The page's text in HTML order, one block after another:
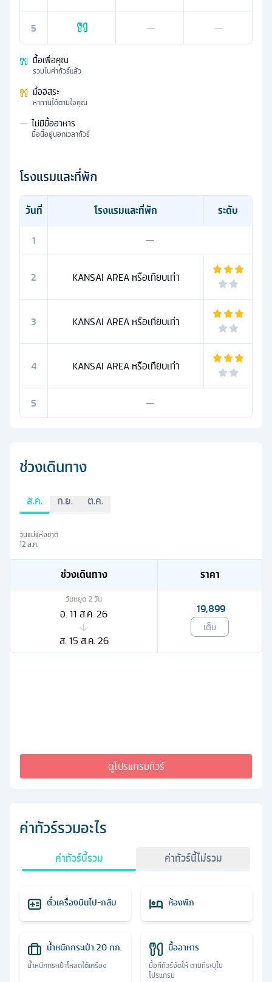
5 — —
มื้อเพื่อคุณ
รวมในค่าทัวร์แล้ว
มื้ออิสระ
หาทานได้ตามใจคุณ
— ไม่มีมื้ออาหาร
มื้อนี้อยู่นอกเวลาทัวร์
โรงแรมและที่พัก
วันที่ โรงแรมและที่พัก
ระดับ
1
—
2 KANSAI AREA หรือเทียบเท่า
3 KANSAI AREA หรือเทียบเท่า
4 KANSAI AREA หรือเทียบเท่า
5 —
ช่วงเดินทาง
ส.ค. ก.ย. ต.ค.
วันแม่แห่งชาติ
12 ส.ค.
ช่วงเดินทาง ราคา
วันหยุด 2วัน
อ. 11 ส.ค. 26
ส. 15 ส.ค. 26
19,899
เต็ม
ดูโปรแกรมทัวร์
ค่าทัวร์รวมอะไร
ค่าทัวร์นี้รวม ค่าทัวร์นี้ไม่รวม
ตั๋วเครื่องบินไป-กลับ ห้องพัก
น้ำหนักกระเป๋า 20 กก.
น้ำหนักกระเป๋าโหลดใต้เครื่อง
มื้ออาหาร
มื้อที่ทัวร์จัดให้ ตามที่ระบุใน
โปรแกรม